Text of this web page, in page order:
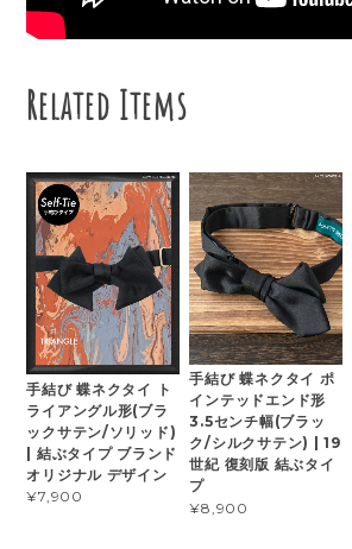
Related Items
手結び 蝶ネクタイ ト
ライアングル形(ブラ
ックサテン/ソリッド)
| 結ぶタイプ ブランド
オリジナル デザイン
¥7,900
手結び 蝶ネクタイ ポ
インテッドエンド形
3.5センチ幅(ブラッ
ク/シルクサテン) | 19
世紀 復刻版 結ぶタイ
プ
¥8,900